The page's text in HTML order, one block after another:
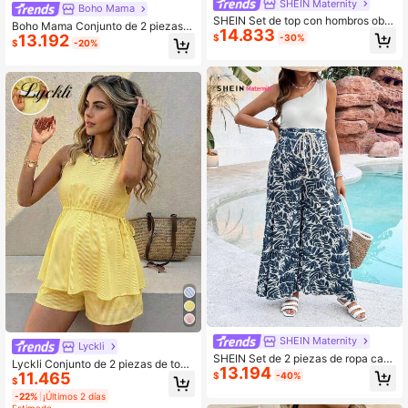
Boho Mama
Boho Mama Conjunto de 2 piezas d
e top de tirantes con estampado flor
al y pantalones casuales de materni
$13.192 -20%
Lyckli
Lyckli Conjunto de 2 piezas de top
de tirantes con lazo lateral a rayas
y shorts con cintura ajustable para
maternidad
$11.465
-22% ¡Últimos 2 días
SHEIN Maternity
SHEIN Set de top con hombros obli
cuos y pantalones casuales de mat
ernidad (2 piezas)
$14.833 -30%
SHEIN Maternity
SHEIN Set de 2 piezas de ropa casu
al para embarazadas, que incluye t
op asimétrico de unicolor y pantalo
$13.194 -40%